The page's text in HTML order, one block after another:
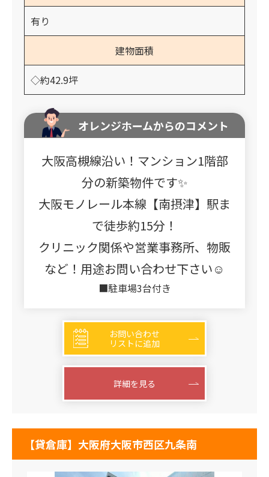
有り
建物面積
◇約42.9坪
オレンジホームからのコメント
大阪高槻線沿い！マンション1階部
分の新築物件です✨
大阪モノレール本線【南摂津】駅ま
で徒歩約15分！
クリニック関係や営業事務所、物販
など！用途お問い合わせ下さい☺
■駐車場3台付き
お問い合わせ
リストに追加
詳細を見る
【貸倉庫】大阪府大阪市西区九条南